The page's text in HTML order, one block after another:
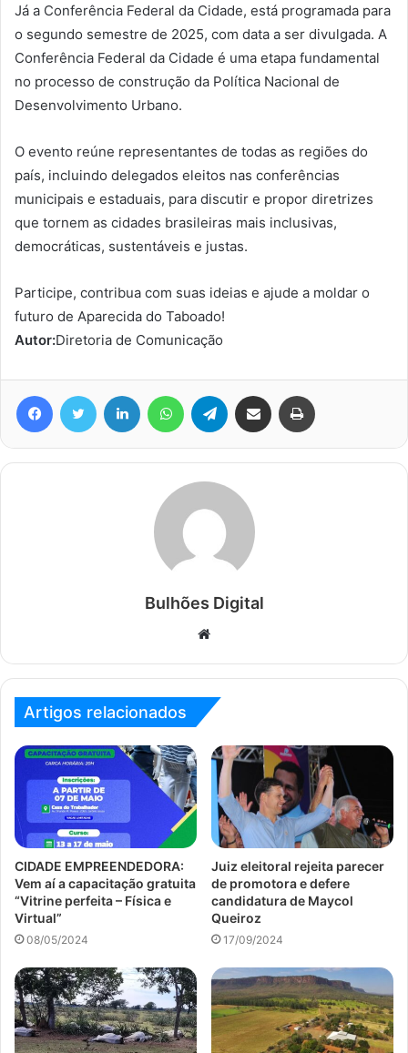
Já a Conferência Federal da Cidade, está programada para
o segundo semestre de 2025, com data a ser divulgada. A
Conferência Federal da Cidade é uma etapa fundamental
no processo de construção da Política Nacional de
Desenvolvimento Urbano.
O evento reúne representantes de todas as regiões do
país, incluindo delegados eleitos nas conferências
municipais e estaduais, para discutir e propor diretrizes
que tornem as cidades brasileiras mais inclusivas,
democráticas, sustentáveis e justas.
Participe, contribua com suas ideias e ajude a moldar o
futuro de Aparecida do Taboado!
Autor:Diretoria de Comunicação
FacebookTwitter Linkedin WhatsAppTelegram Compartilhar via e-mail
Bulhões Digital
Website
Artigos relacionados
CIDADE EMPREENDEDORA:
Vem aí a capacitação gratuita
“Vitrine perfeita – Física e
Virtual”
08/05/2024
Juiz eleitoral rejeita parecer
de promotora e defere
candidatura de Maycol
Queiroz
17/09/2024